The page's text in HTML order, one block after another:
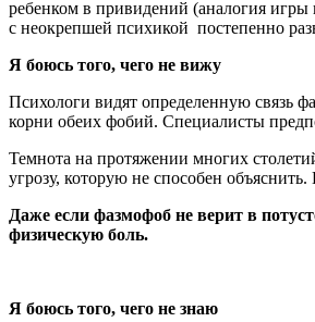
ребенком в привидений (аналогия игры
с неокрепшей психикой постепенно
Я боюсь того, чего не вижу
Психологи видят определенную связь
корни обеих фобий. Специалисты
Темнота на протяжении многих
угрозу, которую не способен
Даже если фазмофоб не верит в
физическую боль.
Я боюсь того, чего не знаю